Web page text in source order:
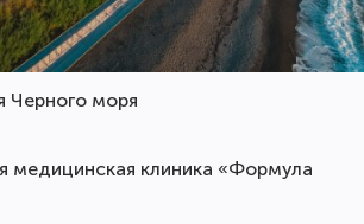
Черного моря
медицинская клиника «Формула